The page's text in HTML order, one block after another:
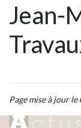
Jean-
Page mise à jour